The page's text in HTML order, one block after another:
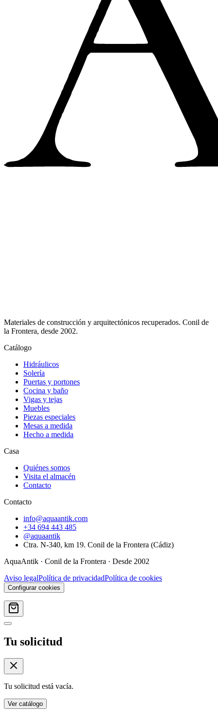
Materiales de construcción y arquitectónicos recuperados. Conil de
la Frontera, desde 2002.
Catálogo
Hidráulicos
Solería
Puertas y portones
Cocina y baño
Vigas y tejas
Muebles
Piezas especiales
Mesas a medida
Hecho a medida
Casa
Quiénes somos
Visita el almacén
Contacto
Contacto
info@aquaantik.com
+34 694 443 485
@aquaantik
Ctra. N-340, km 19. Conil de la Frontera (Cádiz)
AquaAntik · Conil de la Frontera · Desde 2002
Aviso legalPolítica de privacidadPolítica de cookies
Configurar cookies
Tu solicitud
Tu solicitud está vacía.
Ver catálogo